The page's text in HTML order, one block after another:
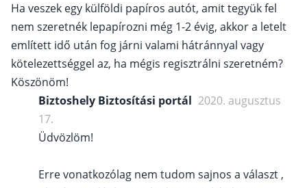
Ha veszek egy külföldi papíros autót, amit tegyük fel
nem szeretnék lepapírozni még 1-2 évig, akkor a letelt
említett idő után fog járni valami hátránnyal vagy
kötelezettséggel az, ha mégis regisztrálni szeretném?
Köszönöm!
Biztoshely Biztosítási portál 2020. augusztus
17.
Üdvözlöm!
Erre vonatkozólag nem tudom sajnos a választ ,